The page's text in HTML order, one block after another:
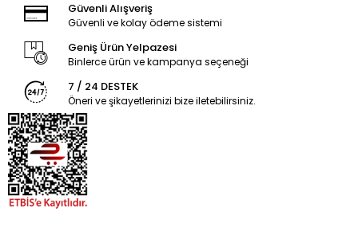
Güvenli Alışveriş
Güvenli ve kolay ödeme sistemi
Geniş Ürün Yelpazesi
Binlerce ürün ve kampanya seçeneği
7 / 24 DESTEK
Öneri ve şikayetlerinizi bize iletebilirsiniz.